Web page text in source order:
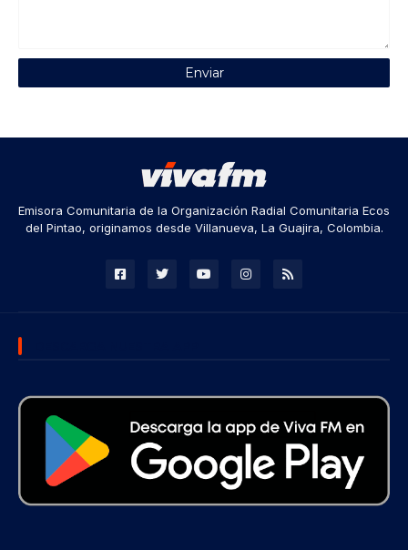
Emisora Comunitaria de la Organización Radial Comunitaria Ecos
del Pintao, originamos desde Villanueva, La Guajira, Colombia.